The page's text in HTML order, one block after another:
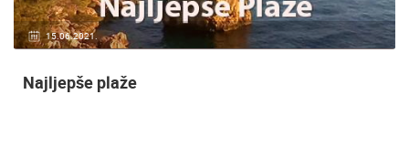
20.01.2021. 3 KAMERA(E)
Nadzor kuće!